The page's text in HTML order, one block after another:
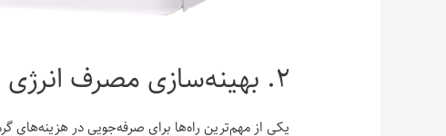
۲. بهینه‌سازی مصرف انرژی
یکی از مهم‌ترین راه‌ها برای صرفه‌جویی در